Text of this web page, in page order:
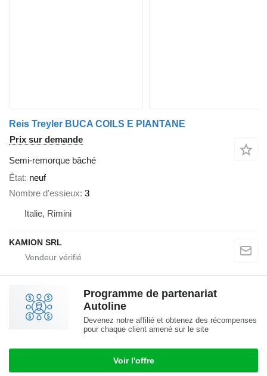
Reis Treyler BUCA COILS E PIANTANE
Prix sur demande
Semi-remorque bâché
État neuf
Nombre d'essieux 3
Italie, Rimini
KAMION SRL
Programme de partenariat
Autoline
Devenez notre affilié et obtenez des récompenses
pour chaque client amené sur le site
Voir l'offre